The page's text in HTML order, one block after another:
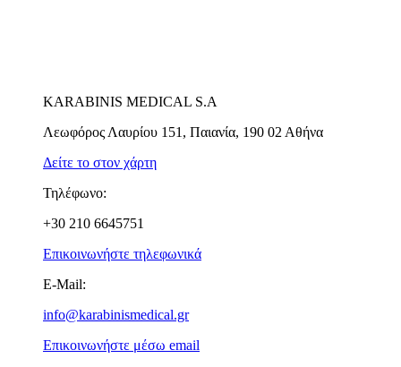
KARABINIS MEDICAL S.A
Λεωφόρος Λαυρίου 151, Παιανία, 190 02 Αθήνα
Δείτε το στον χάρτη
Τηλέφωνο:
+30 210 6645751
Επικοινωνήστε τηλεφωνικά
E-Mail:
info@karabinismedical.gr
Επικοινωνήστε μέσω email